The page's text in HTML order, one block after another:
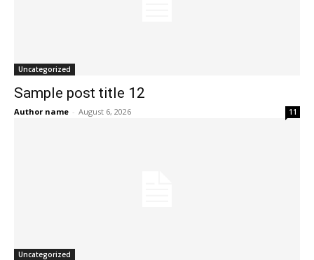
Uncategorized
Sample post title 12
Author name - August 6, 2026 11
Uncategorized